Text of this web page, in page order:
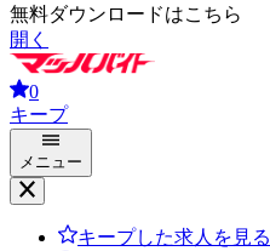
無料ダウンロードはこちら
開く
0
キープ
メニュー
キープした求人を見る